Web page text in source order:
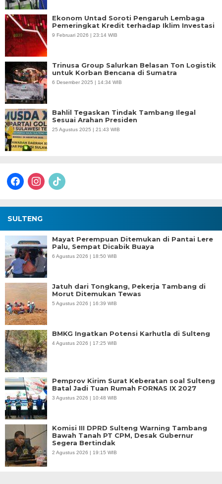
Ekonom Untad Soroti Pengaruh Lembaga
Pemeringkat Kredit terhadap Iklim Investasi
9 Februari 2026 | 23:14 WIB
Trinusa Group Salurkan Belasan Ton Logistik
untuk Korban Bencana di Sumatra
6 Desember 2025 | 14:34 WIB
Bahlil Tegaskan Tindak Tambang Ilegal
Sesuai Arahan Presiden
25 Agustus 2025 | 21:43 WIB
facebookinstagram
tiktok
SULTENG
Mayat Perempuan Ditemukan di Pantai Lere
Palu, Sempat Dicabik Buaya
6 Agustus 2026 | 18:50 WIB
Jatuh dari Tongkang, Pekerja Tambang di
Morut Ditemukan Tewas
5 Agustus 2026 | 16:39 WIB
BMKG Ingatkan Potensi Karhutla di Sulteng
4 Agustus 2026 | 17:25 WIB
Pemprov Kirim Surat Keberatan soal Sulteng
Batal Jadi Tuan Rumah FORNAS IX 2027
3 Agustus 2026 | 10:48 WIB
Komisi III DPRD Sulteng Warning Tambang
Bawah Tanah PT CPM, Desak Gubernur
Segera Bertindak
2 Agustus 2026 | 19:15 WIB